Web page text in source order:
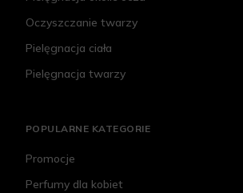
Oczyszczanie twarzy
Pielęgnacja ciała
Pielęgnacja twarzy
POPULARNE KATEGORIE
Promocje
Perfumy dla kobiet